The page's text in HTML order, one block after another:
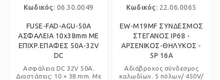
Κωδικός: 06.30.0049
FUSE-FAD-AGU-50A
ΑΣΦΑΛΕΙΑ 10x38mm ΜΕ
ΕΠΙΧΡ.ΕΠΑΦΕΣ 50Α-32V
DC
Ασφάλεια DC 32V 50A.
Διαστάσεις: 10 × 38 mm. Με
Κωδικός: 22.06.0065
EW-M19MF ΣΥΝΔΕΣΜΟΣ
ΣΤΕΓΑΝΟΣ IP68 -
ΑΡΣΕΝΙΚΟΣ-ΘΗΛΥΚΟΣ -
5P 16A
Αδιάβροχος σύνδεσμος
καλωδίων. 5 πόλων/ 450V/